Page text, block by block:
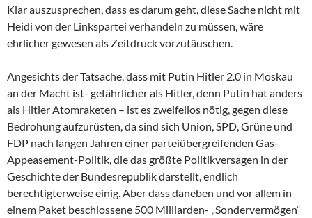
Klar auszusprechen, dass es darum geht, diese Sache nicht mit
Heidi von der Linkspartei verhandeln zu müssen, wäre
ehrlicher gewesen als Zeitdruck vorzutäuschen.
Angesichts der Tatsache, dass mit Putin Hitler 2.0 in Moskau
an der Macht ist- gefährlicher als Hitler, denn Putin hat anders
als Hitler Atomraketen – ist es zweifellos nötig, gegen diese
Bedrohung aufzurüsten, da sind sich Union, SPD, Grüne und
FDP nach langen Jahren einer parteiübergreifenden Gas-
Appeasement-Politik, die das größte Politikversagen in der
Geschichte der Bundesrepublik darstellt, endlich
berechtigterweise einig. Aber dass daneben und vor allem in
einem Paket beschlossene 500 Milliarden- „Sondervermögen“